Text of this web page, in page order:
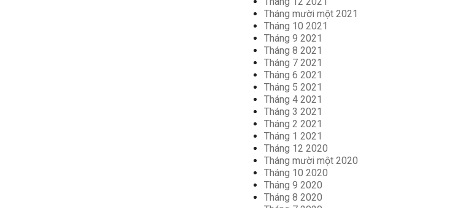
Tháng mười một 2021
Tháng 10 2021
Tháng 9 2021
Tháng 8 2021
Tháng 7 2021
Tháng 6 2021
Tháng 5 2021
Tháng 4 2021
Tháng 3 2021
Tháng 2 2021
Tháng 1 2021
Tháng 12 2020
Tháng mười một 2020
Tháng 10 2020
Tháng 9 2020
Tháng 8 2020